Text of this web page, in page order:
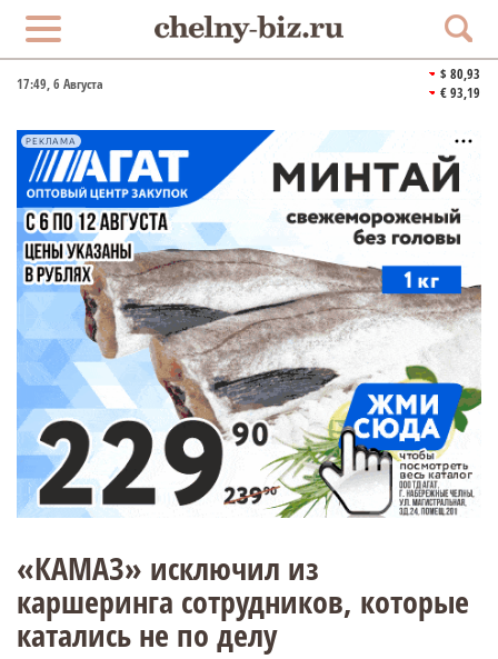
17:49, 6 Августа
$ 80,93
€ 93,19
РЕКЛАМА
«КАМАЗ» исключил из
каршеринга сотрудников, которые
катались не по делу